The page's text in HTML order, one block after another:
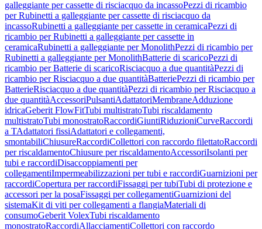
galleggiante per cassette di risciacquo da incassoPezzi di ricambio
per Rubinetti a galleggiante per cassette di risciacquo da
incassoRubinetti a galleggiante per cassette in ceramicaPezzi di
ricambio per Rubinetti a galleggiante per cassette in
ceramicaRubinetti a galleggiante per MonolithPezzi di ricambio per
Rubinetti a galleggiante per MonolithBatterie di scaricoPezzi di
ricambio per Batterie di scaricoRisciacquo a due quantitàPezzi di
ricambio per Risciacquo a due quantitàBatteriePezzi di ricambio per
BatterieRisciacquo a due quantitàPezzi di ricambio per Risciacquo a
due quantitàAccessoriPulsantiAdattatoriMembraneAdduzione
idricaGeberit FlowFitTubi multistratoTubi riscaldamento
multistratoTubi monostratoRaccordiGiuntiRiduzioniCurveRaccordi
a TAdattatori fissiAdattatori e collegamenti,
smontabiliChiusureRaccordiCollettori con raccordo filettatoRaccordi
per riscaldamentoChiusure per riscaldamentoAccessoriIsolanti per
tubi e raccordiDisaccoppiamenti per
collegamentiImpermeabilizzazioni per tubi e raccordiGuarnizioni per
raccordiCopertura per raccordiFissaggi per tubiTubi di protezione e
accessori per la posaFissaggi per collegamentiGuarnizioni del
sistemaKit di viti per collegamenti a flangiaMateriali di
consumoGeberit VolexTubi riscaldamento
monostratoRaccordiAllacciamentiCollettori con raccordo